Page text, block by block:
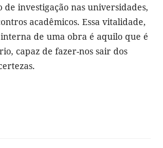
de investigação nas universidades,
acadêmicos. Essa vitalidade,
de uma obra é aquilo que é
capaz de fazer-nos sair dos